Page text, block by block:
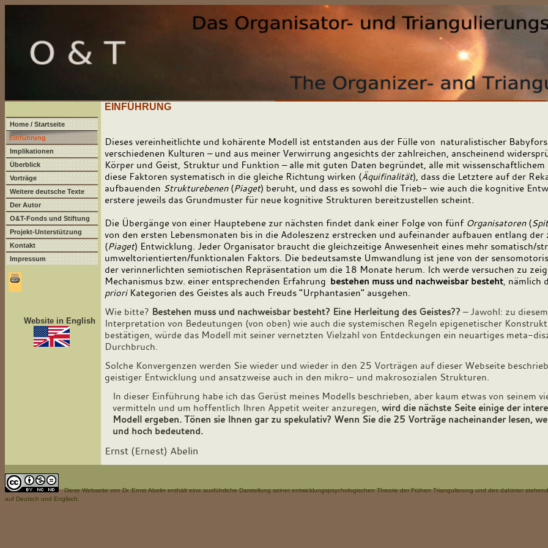
Home / Startseite
Einführung
Implikationen
Überblick
Vorträge
Weitere deutsche Texte
Der Autor
O&T-Fonds und Stiftung
Projekt-Unterstützung
Kontakt
Impressum
Website in English
EINFÜHRUNG
Dieses vereinheitlichte und kohärente Modell ist entstanden aus der Fülle von naturalistischer
verschiedenen Kulturen – und aus meiner Verwirrung angesichts der zahlreichen, anscheinend
Körper und Geist, Struktur und Funktion – alle mit guten Daten begründet, alle mit
diese Faktoren systematisch in die gleiche Richtung wirken (Äquifinalität), dass die Letztere auf der
aufbauenden Strukturebenen(Piaget) beruht, und dass es sowohl die Trieb- wie auch die kognitive
erstere jeweils das Grundmuster für neue kognitive Strukturen bereitzustellen scheint.
Die Übergänge von einer Hauptebene zur nächsten findet dank einer Folge von fünf Organisatoren(
von den ersten Lebensmonaten bis in die Adoleszenz erstrecken und aufeinander aufbauen entlang
(Piaget) Entwicklung. Jeder Organisator braucht die gleichzeitige Anwesenheit eines mehr somatisch/
umweltorientierten/funktionalen Faktors. Die bedeutsamste Umwandlung ist jene von der
der verinnerlichten semiotischen Repräsentation um die 18 Monate herum. Ich werde versuchen zu
Mechanismus bzw. einer entsprechenden Erfahrung bestehen muss und nachweisbar besteht, nämlich
prioriKategorien des Geistes als auch Freuds "Urphantasien" ausgehen.
Wie bitte? Bestehen muss und nachweisbar besteht? Eine Herleitung des Geistes?? – Jawohl: zu
Interpretation von Bedeutungen (von oben) wie auch die systemischen Regeln epigenetischer
bestätigen, würde das Modell mit seiner vernetzten Vielzahl von Entdeckungen ein neuartiges meta-
Durchbruch.
Solche Konvergenzen werden Sie wieder und wieder in den 25 Vorträgen auf dieser Webseite
geistiger Entwicklung und ansatzweise auch in den mikro- und makrosozialen Strukturen.
In dieser Einführung habe ich das Gerüst meines Modells beschrieben, aber kaum etwas von
vermitteln und um hoffentlich Ihren Appetit weiter anzuregen,wird die nächste Seite einige der
Modell ergeben. Tönen sie Ihnen gar zu spekulativ? Wenn Sie die 25 Vorträge nacheinander lesen,
und hoch bedeutend.
Ernst (Ernest) Abelin
Diese Webseitevon Dr. Ernst Abelin enthält eine ausführliche Darstellung seiner entwicklungspsychologischen Theorie der Frühen Triangulierung und des dahinter
auf Deutsch und Englisch.